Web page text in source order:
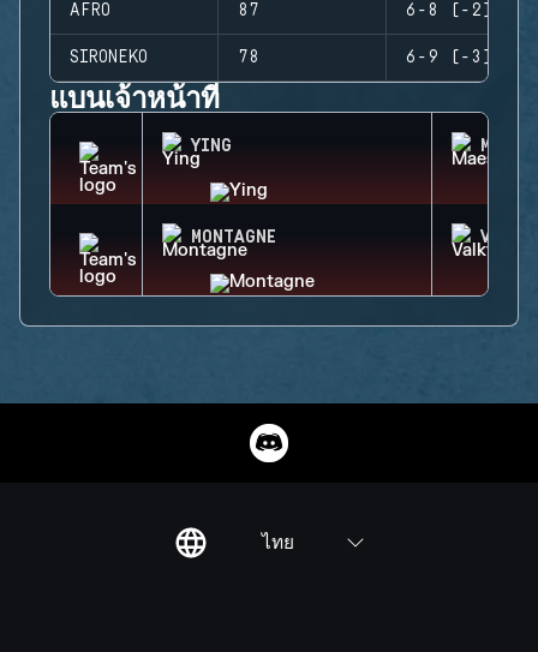
AFRO 87 6-8 (-2)
SIRONEKO 78 6-9 (-3)
แบนเจ้าหน้าที่
YING
MONTAGNE
ไทย